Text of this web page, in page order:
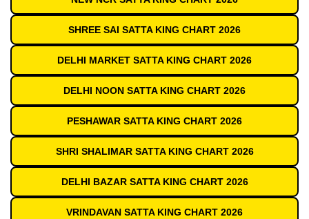
SHREE SAI SATTA KING CHART 2026
DELHI MARKET SATTA KING CHART 2026
DELHI NOON SATTA KING CHART 2026
PESHAWAR SATTA KING CHART 2026
SHRI SHALIMAR SATTA KING CHART 2026
DELHI BAZAR SATTA KING CHART 2026
VRINDAVAN SATTA KING CHART 2026